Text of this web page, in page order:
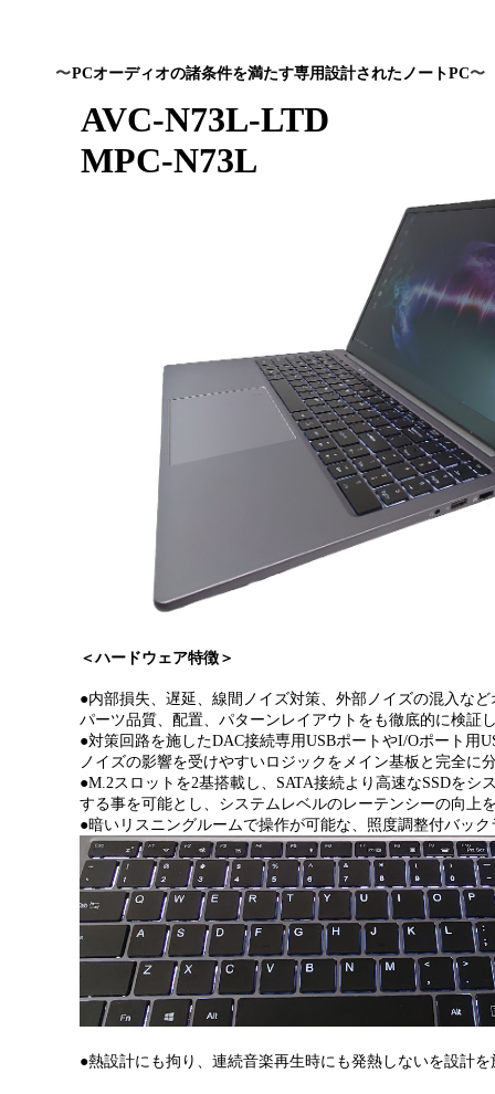
＜ハードウェア特徴＞
●内部損失、遅延、線間ノイズ対策、外部ノイズの混入な
パーツ品質、配置、パターンレイアウトをも徹底的に検証
●対策回路を施したDAC接続専用USBポートやI/Oポート用
ノイズの影響を受けやすいロジックをメイン基板と完全に
●M.2スロットを2基搭載し、SATA接続より高速なSSDをシ
する事を可能とし、システムレベルのレーテンシーの向上
●暗いリスニングルームで操作が可能な、照度調整付バッ
●熱設計にも拘り、連続音楽再生時にも発熱しないを設計
〜PCオーディオの諸条件を満たす専用設計されたノートPC〜
AVC-N73L-LTD
MPC-N73L